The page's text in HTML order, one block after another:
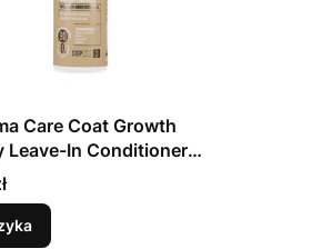
Care Coat Growth
Leave-In Conditioner
ml